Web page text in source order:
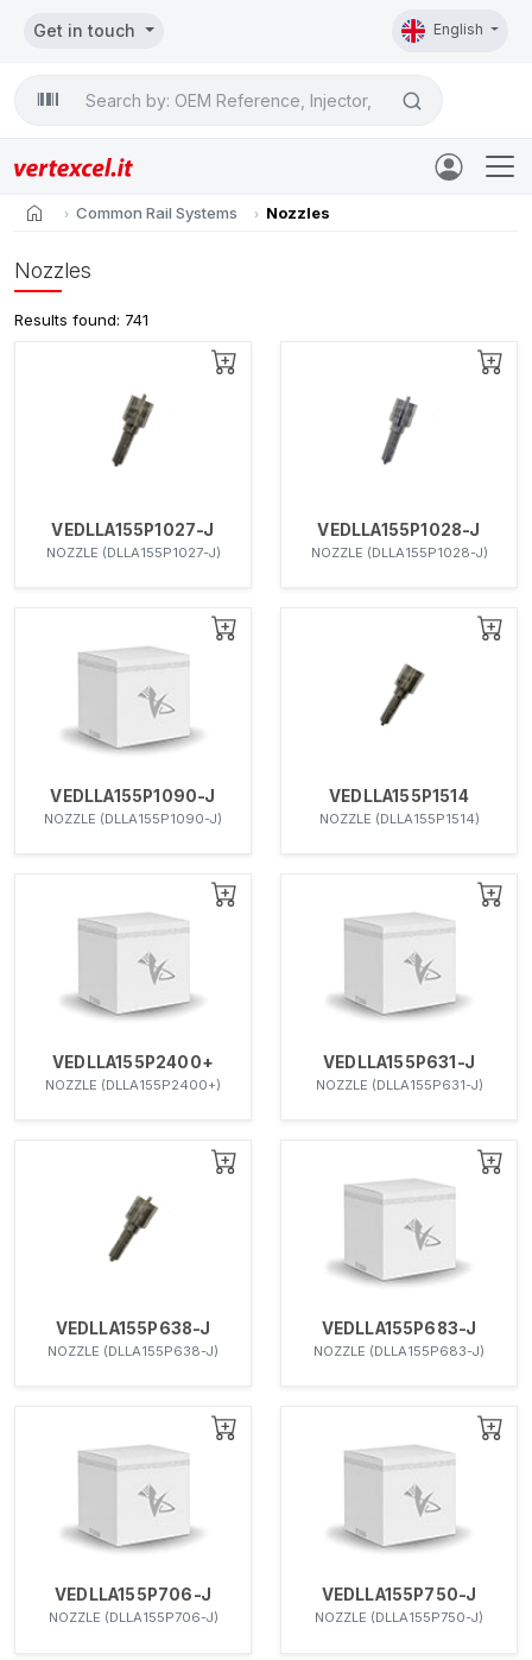
Get in touch English

home Common Rail Systems Nozzles
Nozzles
Results found: 741
VEDLLA155P1027-J
NOZZLE (DLLA155P1027-J)
VEDLLA155P1028-J
NOZZLE (DLLA155P1028-J)
VEDLLA155P1090-J
NOZZLE (DLLA155P1090-J)
VEDLLA155P1514
NOZZLE (DLLA155P1514)
VEDLLA155P2400+
NOZZLE (DLLA155P2400+)
VEDLLA155P631-J
NOZZLE (DLLA155P631-J)
VEDLLA155P638-J
NOZZLE (DLLA155P638-J)
VEDLLA155P683-J
NOZZLE (DLLA155P683-J)
VEDLLA155P706-J
NOZZLE (DLLA155P706-J)
VEDLLA155P750-J
NOZZLE (DLLA155P750-J)